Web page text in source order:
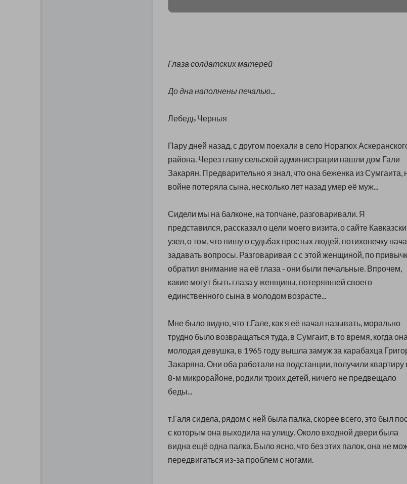
Глаза солдатских матерей
До дна наполнены печалью...
Лебедь Черныя
Пару дней назад, с другом поехали в село Норагюх
района. Через главу сельской администрации нашли дом Гали
Закарян. Предварительно я знал, что она беженка из Сумгаита,
войне потеряла сына, несколько лет назад умер её муж...
Сидели мы на балконе, на топчане, разговаривали. Я
представился, рассказал о цели моего визита, о сайте
узел, о том, что пишу о судьбах простых людей, потихонечку
задавать вопросы. Разговаривая с с этой женщиной, по
обратил внимание на её глаза - они были печальные. Впрочем,
какие могут быть глаза у женщины, потерявшей своего
единственного сына в молодом возрасте...
Мне было видно, что т.Гале, как я её начал называть, морально
трудно было возвращаться туда, в Сумгаит, в то время, когда
молодая девушка, в 1965 году вышла замуж за карабахца
Закаряна. Они оба работали на подстанции, получили квартиру
8-м микрорайоне, родили троих детей, ничего не предвещало
беды...
т.Галя сидела, рядом с ней была палка, скорее всего, это был
с которым она выходила на улицу. Около входной двери была
видна ещё одна палка. Было ясно, что без этих палок, она не
передвигаться из-за проблем с ногами.